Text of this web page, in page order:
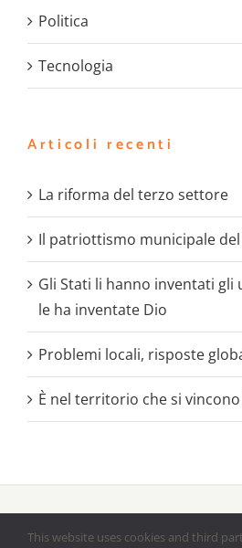
Politica
Tecnologia
Articoli recenti
La riforma del terzo settore
Il patriottismo municipale
Gli Stati li hanno inventati gli
le ha inventate Dio
Problemi locali, risposte
È nel territorio che si
Bresciane| All Rights Reserved |
This website uses cookies and third